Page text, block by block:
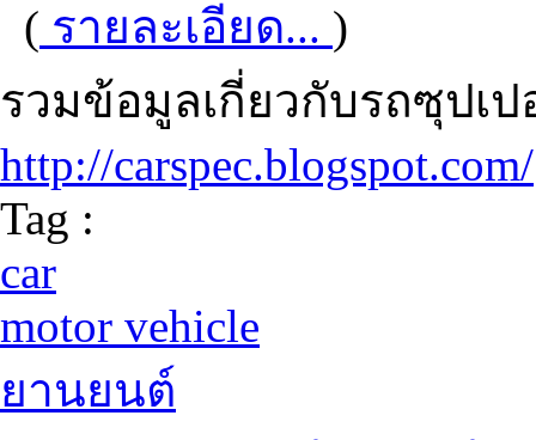
( รายละเอียด... )
รวมข้อมูลเกี่ยวกับรถซุปเป
http://carspec.blogspot.com/
Tag :
car
motor vehicle
ยานยนต์